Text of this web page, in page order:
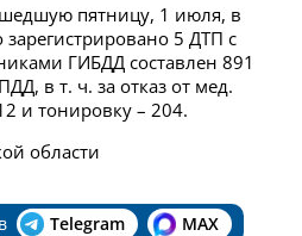
пятницу, 1 июля, в
зарегистрировано 5 ДТП с
ГИБДД составлен 891
в т. ч. за отказ от мед.
и тонировку – 204.
области
Telegram MAX